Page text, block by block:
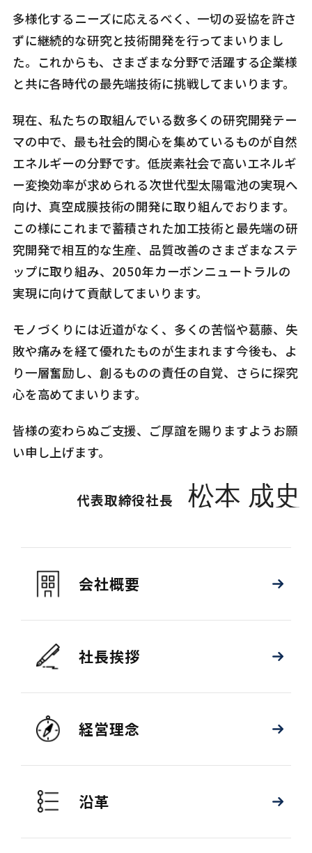
多様化するニーズに応えるべく、一切の妥協を許さ
ずに継続的な研究と技術開発を行ってまいりまし
た。これからも、さまざまな分野で活躍する企業様
と共に各時代の最先端技術に挑戦してまいります。
現在、私たちの取組んでいる数多くの研究開発テー
マの中で、最も社会的関心を集めているものが自然
エネルギーの分野です。低炭素社会で高いエネルギ
ー変換効率が求められる次世代型太陽電池の実現へ
向け、真空成膜技術の開発に取り組んでおります。
この様にこれまで蓄積された加工技術と最先端の研
究開発で相互的な生産、品質改善のさまざまなステ
ップに取り組み、2050年カーボンニュートラルの
実現に向けて貢献してまいります。
モノづくりには近道がなく、多くの苦悩や葛藤、失
敗や痛みを経て優れたものが生まれます今後も、よ
り一層奮励し、創るものの責任の自覚、さらに探究
心を高めてまいります。
皆様の変わらぬご支援、ご厚誼を賜りますようお願
い申し上げます。
代表取締役社長
会社概要
社長挨拶
経営理念
沿革